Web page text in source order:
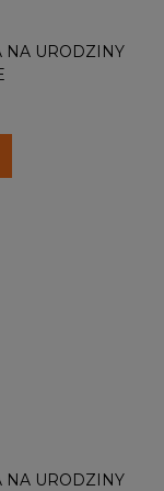
NA URODZINY
NA URODZINY